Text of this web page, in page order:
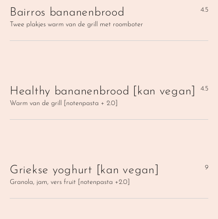
Bairros bananenbrood
Twee plakjes warm van de grill met roomboter
4.5
Healthy bananenbrood [kan vegan]
Warm van de grill [notenpasta + 2.0]
4.5
Griekse yoghurt [kan vegan]
Granola, jam, vers fruit [notenpasta +2.0]
9